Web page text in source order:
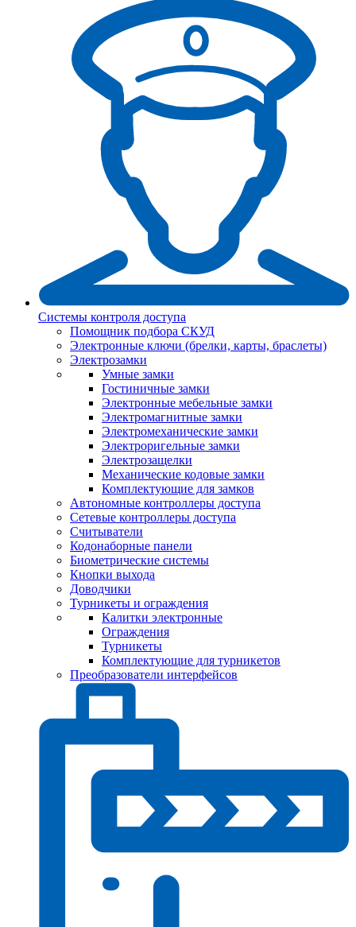
Системы контроля доступа
Помощник подбора СКУД
Электронные ключи (брелки, карты, браслеты)
Электрозамки
Умные замки
Гостиничные замки
Электронные мебельные замки
Электромагнитные замки
Электромеханические замки
Электроригельные замки
Электрозащелки
Механические кодовые замки
Комплектующие для замков
Автономные контроллеры доступа
Сетевые контроллеры доступа
Считыватели
Кодонаборные панели
Биометрические системы
Кнопки выхода
Доводчики
Турникеты и ограждения
Калитки электронные
Ограждения
Турникеты
Комплектующие для турникетов
Преобразователи интерфейсов